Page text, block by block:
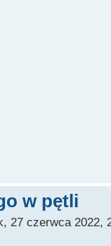
w pętli
27 czerwca 2022,